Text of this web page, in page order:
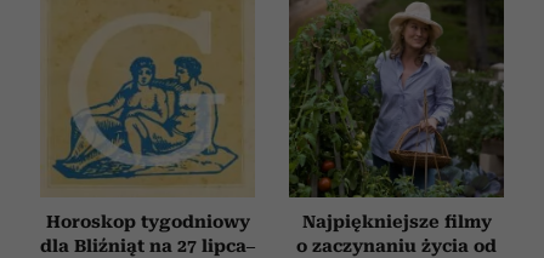
Horoskop tygodniowy
dla Bliźniąt na 27 lipca–
Najpiękniejsze filmy
o zaczynaniu życia od